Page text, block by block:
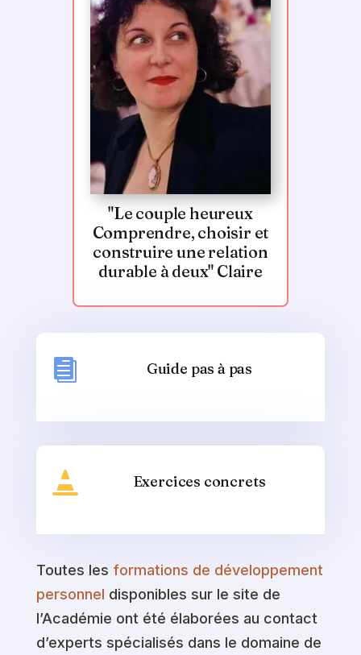
"Le couple heureux
Comprendre, choisir et
construire une relation
durable à deux" Claire
 Guide pas à pas
 Exercices concrets
Toutes les formations de développement
personnel disponibles sur le site de
l’Académie ont été élaborées au contact
d’experts spécialisés dans le domaine de